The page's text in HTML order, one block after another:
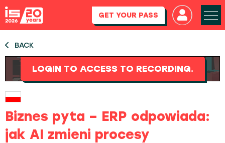
GET YOUR PASS
BACK
LOGIN TO ACCESS TO RECORDING.
Biznes pyta – ERP odpowiada:
jak AI zmieni procesy